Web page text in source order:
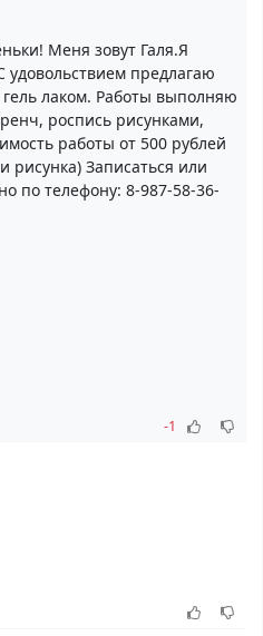
Меня зовут Галя.Я
удовольствием предлагаю
лаком. Работы выполняю
роспись рисунками,
работы от 500 рублей
рисунка) Записаться или
по телефону: 8-987-58-36-
-1